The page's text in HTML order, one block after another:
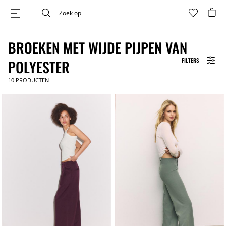
FILTERS
BROEKEN MET WIJDE PIJPEN VAN
POLYESTER
10 PRODUCTEN